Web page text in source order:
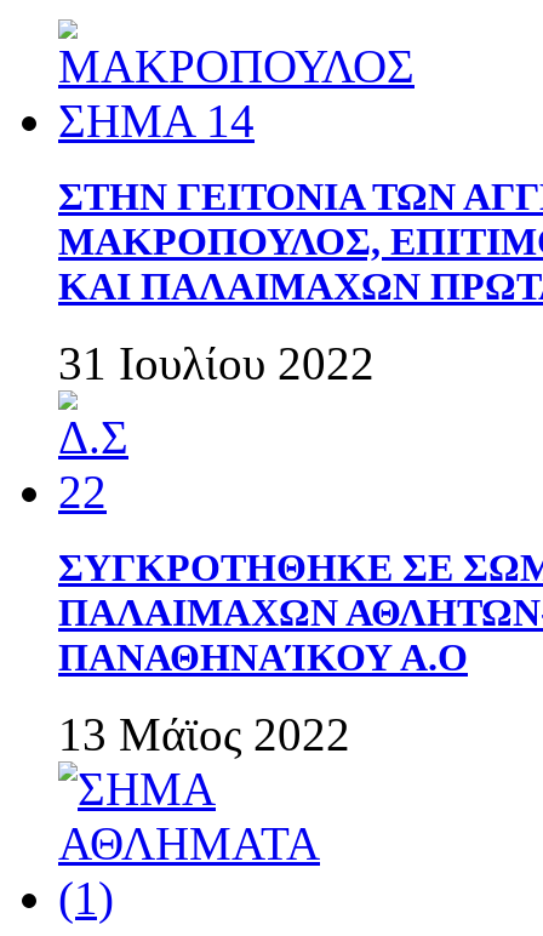
ΣΤΗΝ ΓΕΙΤΟΝΙΑ ΤΩΝ
ΜΑΚΡΟΠΟΥΛΟΣ,
ΚΑΙ ΠΑΛΑΙΜΑΧΩΝ
31 Ιουλίου 2022
ΣΥΓΚΡΟΤΗΘΗΚΕ ΣΕ
ΠΑΛΑΙΜΑΧΩΝ
ΠΑΝΑΘΗΝΑΊΚΟΥ Α.Ο
13 Μάϊος 2022